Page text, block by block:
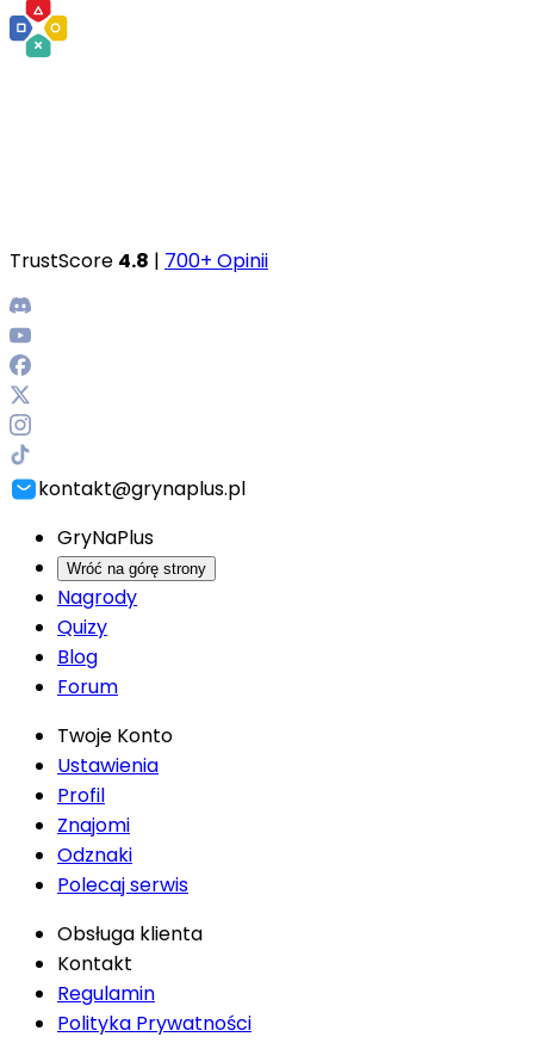
TrustScore 4.8 | 700+ Opinii
kontakt@grynaplus.pl
GryNaPlus
Wróć na górę strony
Nagrody
Quizy
Blog
Forum
Twoje Konto
Ustawienia
Profil
Znajomi
Odznaki
Polecaj serwis
Obsługa klienta
Kontakt
Regulamin
Polityka Prywatności